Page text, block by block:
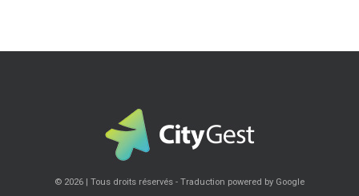
© 2026 | Tous droits réservés - Traduction powered by Google